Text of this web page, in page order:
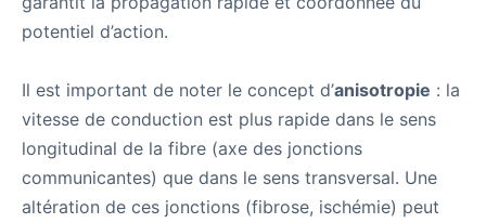
potentiel d’action.
Il est important de noter le concept d’anisotropie : la
vitesse de conduction est plus rapide dans le sens
longitudinal de la fibre (axe des jonctions
communicantes) que dans le sens transversal. Une
altération de ces jonctions (fibrose, ischémie) peut